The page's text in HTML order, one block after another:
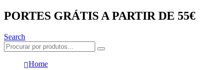
PORTES GRÁTIS A PARTIR DE 55€
Search
Home